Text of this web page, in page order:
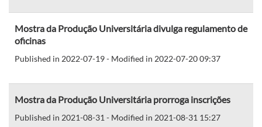
Mostra da Produção Universitária divulga regulamento de
oficinas
Published in 2022-07-19 - Modified in 2022-07-20 09:37
Mostra da Produção Universitária prorroga inscrições
Published in 2021-08-31 - Modified in 2021-08-31 15:27